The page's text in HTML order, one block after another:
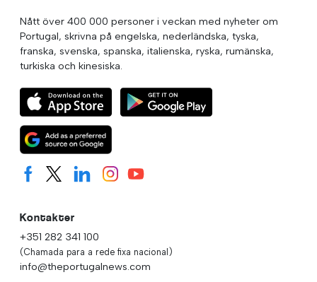
Nått över 400 000 personer i veckan med nyheter om
Portugal, skrivna på engelska, nederländska, tyska,
franska, svenska, spanska, italienska, ryska, rumänska,
turkiska och kinesiska.
Kontakter
+351 282 341 100
(Chamada para a rede fixa nacional)
info@theportugalnews.com